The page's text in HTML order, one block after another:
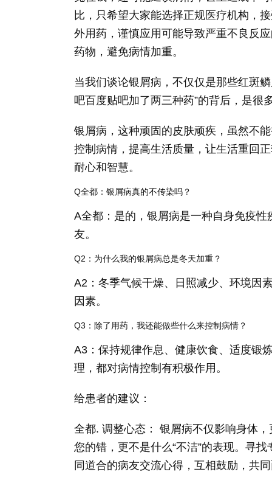
比，只希望大家能选择正规医疗机构，
外用药，谨慎应用可能导致严重不良反
药物，避免病情加重。
当我们谈论银屑病，不仅仅是那些红斑
吧百度贴吧加了两三种药”的背后，是很
银屑病，这种顽固的皮肤顽疾，虽然不
控制病情，提高生活质量，让生活重回
耐心和智慧。
Q全都：银屑病真的不传染吗？
A全都：是的，银屑病是一种自身免疫
友。
Q2：为什么我的银屑病总是冬天加重？
A2：冬季气候干燥、日照减少、环境因
因素。
Q3：除了用药，我还能做些什么来控制病情？
A3：保持规律作息、健康饮食、适度锻
理，都对病情控制有积极作用。
给患者的建议：
全都. 调整心态： 银屑病不仅影响身体
您的错，更不是什么“不洁”的表现。寻
同道合的病友交流心得，互相鼓励，共